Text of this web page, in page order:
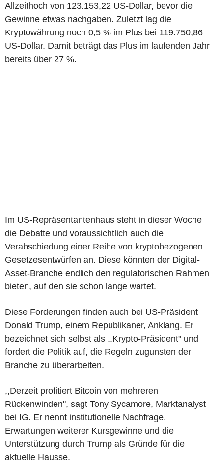
Allzeithoch von 123.153,22 US-Dollar, bevor die
Gewinne etwas nachgaben. Zuletzt lag die
Kryptowährung noch 0,5 % im Plus bei 119.750,86
US-Dollar. Damit beträgt das Plus im laufenden Jahr
bereits über 27 %.
Im US-Repräsentantenhaus steht in dieser Woche
die Debatte und voraussichtlich auch die
Verabschiedung einer Reihe von kryptobezogenen
Gesetzesentwürfen an. Diese könnten der Digital-
Asset-Branche endlich den regulatorischen Rahmen
bieten, auf den sie schon lange wartet.
Diese Forderungen finden auch bei US-Präsident
Donald Trump, einem Republikaner, Anklang. Er
bezeichnet sich selbst als ,,Krypto-Präsident" und
fordert die Politik auf, die Regeln zugunsten der
Branche zu überarbeiten.
,,Derzeit profitiert Bitcoin von mehreren
Rückenwinden", sagt Tony Sycamore, Marktanalyst
bei IG. Er nennt institutionelle Nachfrage,
Erwartungen weiterer Kursgewinne und die
Unterstützung durch Trump als Gründe für die
aktuelle Hausse.